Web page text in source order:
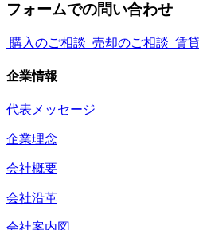
フォームでの問い合わせ
購入のご相談 売却のご相談 賃
企業情報
代表メッセージ
企業理念
会社概要
会社沿革